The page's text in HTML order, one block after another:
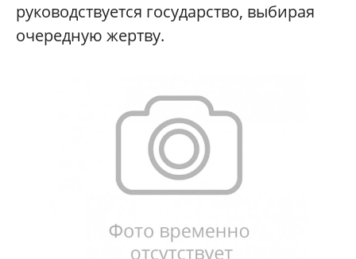
руководствуется государство, выбирая
очередную жертву.